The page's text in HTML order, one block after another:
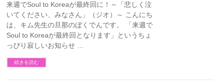
来週でSoul to Koreaが最終回に！～「悲しく泣
いてください、みなさん」（ジオ）～ こんにち
は、キム先生の旦那のぼくでんです。 「来週で
Soul to Koreaが最終回となります」というちょ
っぴり寂しいお知らせ …
続きを読む